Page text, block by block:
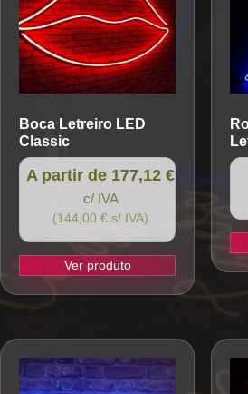
Boca Letreiro LED
Classic
A partir de 177,12 €
c/ IVA
(144,00 € s/ IVA)
Ver produto
variants.